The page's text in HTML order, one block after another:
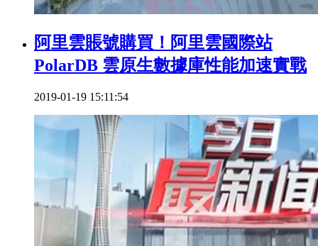
阿里雲賬號購買！阿里雲國際站
PolarDB 雲原生數據庫性能加速實戰
2019-01-19 15:11:54